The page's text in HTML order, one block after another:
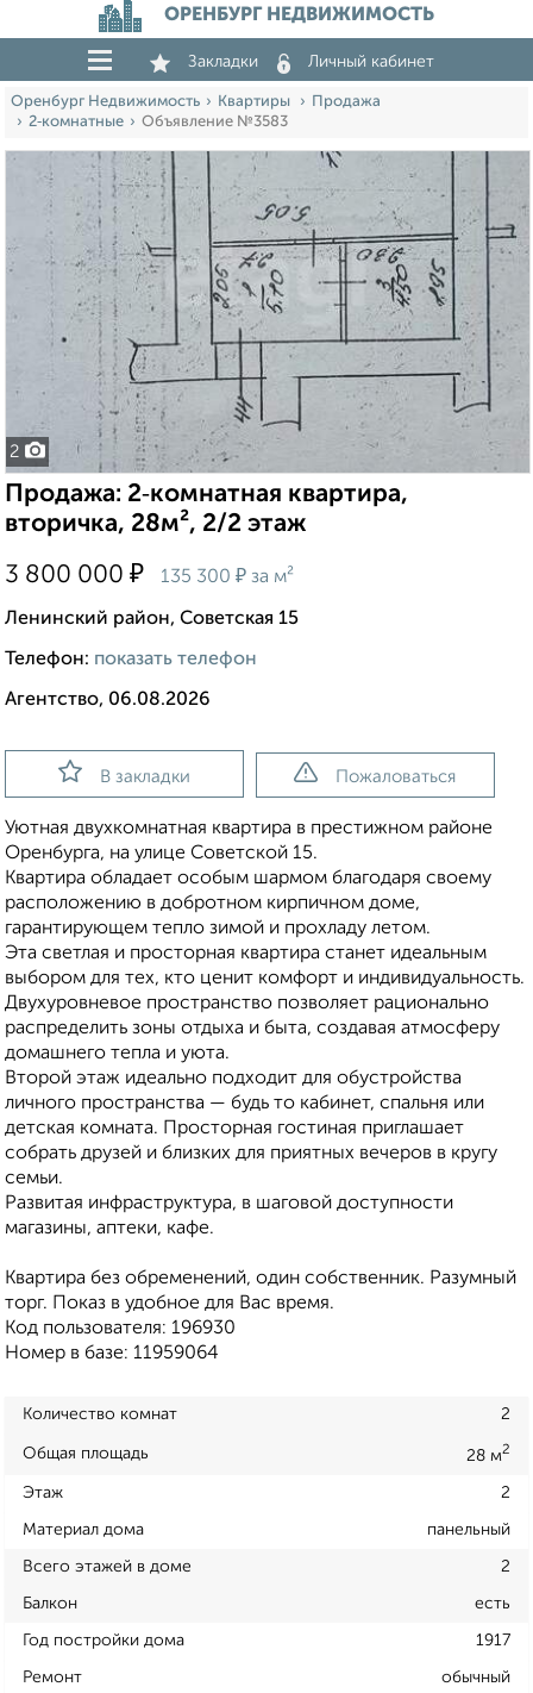
ОРЕНБУРГ НЕДВИЖИМОСТЬ
Закладки Личный кабинет
Оренбург Недвижимость Квартиры
Продажа
2‑комнатные
Объявление №3583
2
Продажа: 2‑комнатная квартира,
вторичка, 28м², 2/2 этаж
3 800 000 ₽ 135 300 ₽ за м²
Ленинский район, Советская 15
Телефон: показать телефон
Агентство, 06.08.2026
В закладки Пожаловаться
Уютная двухкомнатная квартира в престижном районе
Оренбурга, на улице Советской 15.
Квартира обладает особым шармом благодаря своему
расположению в добротном кирпичном доме,
гарантирующем тепло зимой и прохладу летом.
Эта светлая и просторная квартира станет идеальным
выбором для тех, кто ценит комфорт и индивидуальность.
Двухуровневое пространство позволяет рационально
распределить зоны отдыха и быта, создавая атмосферу
домашнего тепла и уюта.
Второй этаж идеально подходит для обустройства
личного пространства — будь то кабинет, спальня или
детская комната. Просторная гостиная приглашает
собрать друзей и близких для приятных вечеров в кругу
семьи.
Развитая инфраструктура, в шаговой доступности
магазины, аптеки, кафе.
Квартира без обременений, один собственник. Разумный
торг. Показ в удобное для Вас время.
Код пользователя: 196930
Номер в базе: 11959064
Количество комнат 2
Общая площадь 28 м2
Этаж 2
Материал дома панельный
Всего этажей в доме 2
Балкон есть
Год постройки дома 1917
Ремонт обычный